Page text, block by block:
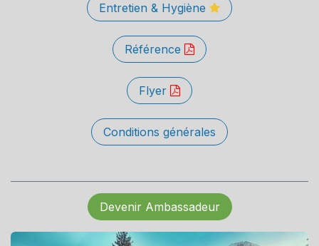
Entretien & Hygiène
Référence
Flyer
Conditions générales
Devenir Ambassadeur